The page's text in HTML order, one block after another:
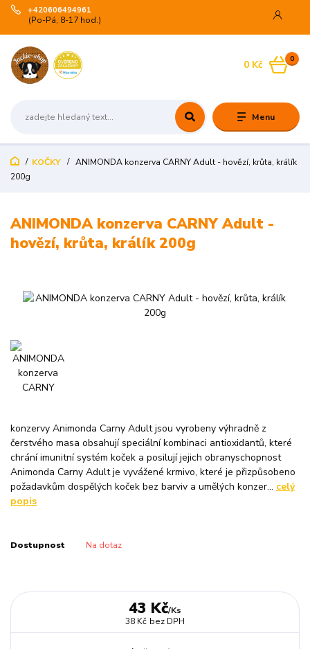
Menu
+420606494961
(Po-Pá, 8-17 hod.)
0
0 Kč
KOČKY
ANIMONDA konzerva CARNY Adult - hovězí, krůta, králík
200g
ANIMONDA konzerva CARNY Adult -
hovězí, krůta, králík 200g
konzervy Animonda Carny Adult jsou vyrobeny výhradně z
čerstvého masa obsahují speciální kombinaci antioxidantů, které
chrání imunitní systém koček a posilují jejich obranyschopnost
Animonda Carny Adult je vyvážené krmivo, které je přizpůsobeno
požadavkům dospělých koček bez barviv a umělých konzer... celý
popis
Dostupnost Na dotaz
43 Kč/Ks
38 Kč bez DPH